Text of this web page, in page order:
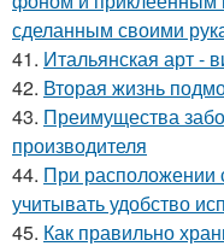
сделанным своими
41. Итальянская арт -
42. Вторая жизнь
43. Преимущества
производителя
44. При расположении
учитывать удобство
45. Как правильно